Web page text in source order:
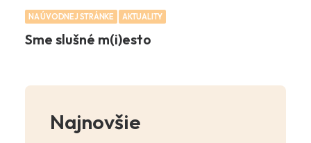
NA ÚVODNEJ STRÁNKE AKTUALITY
Sme slušné m(i)esto
Najnovšie